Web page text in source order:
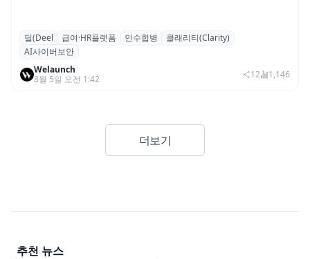
글로벌 HR 플랫폼 딜(Deel), ARR 15억 달러
돌파…AI 보안 역량 강화
딜(Deel 급여·HR플랫폼 인수합병
클래리티(Clarity)
AI사이버보안
Welaunch
8월 5일 오전 1:42
12 1,146
더보기
추천 뉴스